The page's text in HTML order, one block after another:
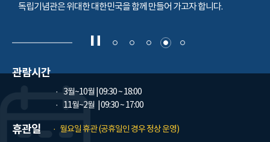
독립기념관은 위대한 대한민국을 함께 만들어 가고자 합니다.
관람시간
3월~10월 | 09:30 ~ 18:00
11월~2월
| 09:30 ~ 17:00
휴관일 월요일 휴관 (공휴일인 경우 정상 운영)